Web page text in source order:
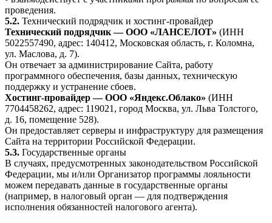
проведения.
5.2. Технический подрядчик и хостинг-провайдер
Технический подрядчик — ООО «ЛАНСЕЛОТ» (ИНН
5022557490, адрес: 140412, Московская область, г. Коломна,
ул. Маслова, д. 7).
Он отвечает за администрирование Сайта, работу
программного обеспечения, базы данных, техническую
поддержку и устранение сбоев.
Хостинг-провайдер — ООО «Яндекс.Облако» (ИНН
7704458262, адрес: 119021, город Москва, ул. Льва Толстого,
д. 16, помещение 528).
Он предоставляет серверы и инфраструктуру для размещения
Сайта на территории Российской Федерации.
5.3. Государственные органы
В случаях, предусмотренных законодательством Российской
Федерации, мы и/или Организатор программы лояльности
можем передавать данные в государственные органы
(например, в налоговый орган — для подтверждения
исполнения обязанностей налогового агента).